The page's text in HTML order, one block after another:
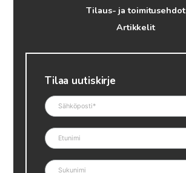
Tilaus- ja toimitusehdot
Artikkelit
Tilaa uutiskirje